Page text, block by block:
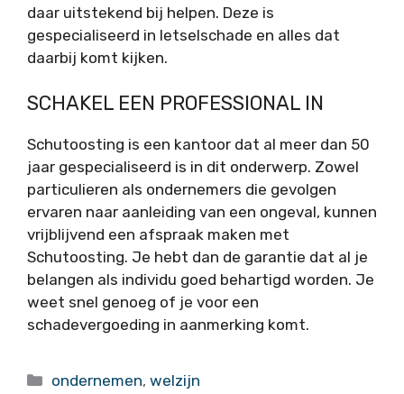
daar uitstekend bij helpen. Deze is
gespecialiseerd in letselschade en alles dat
daarbij komt kijken.
SCHAKEL EEN PROFESSIONAL IN
Schutoosting is een kantoor dat al meer dan 50
jaar gespecialiseerd is in dit onderwerp. Zowel
particulieren als ondernemers die gevolgen
ervaren naar aanleiding van een ongeval, kunnen
vrijblijvend een afspraak maken met
Schutoosting. Je hebt dan de garantie dat al je
belangen als individu goed behartigd worden. Je
weet snel genoeg of je voor een
schadevergoeding in aanmerking komt.
Categorieën
ondernemen,welzijn